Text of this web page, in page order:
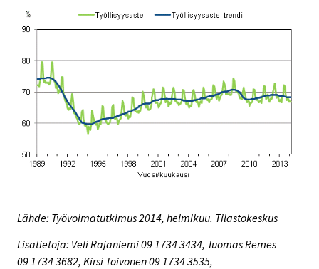
Lähde: Työvoimatutkimus 2014, helmikuu. Tilastokeskus
Lisätietoja: Veli Rajaniemi 09 1734 3434, Tuomas Remes
09 1734 3682, Kirsi Toivonen 09 1734 3535,